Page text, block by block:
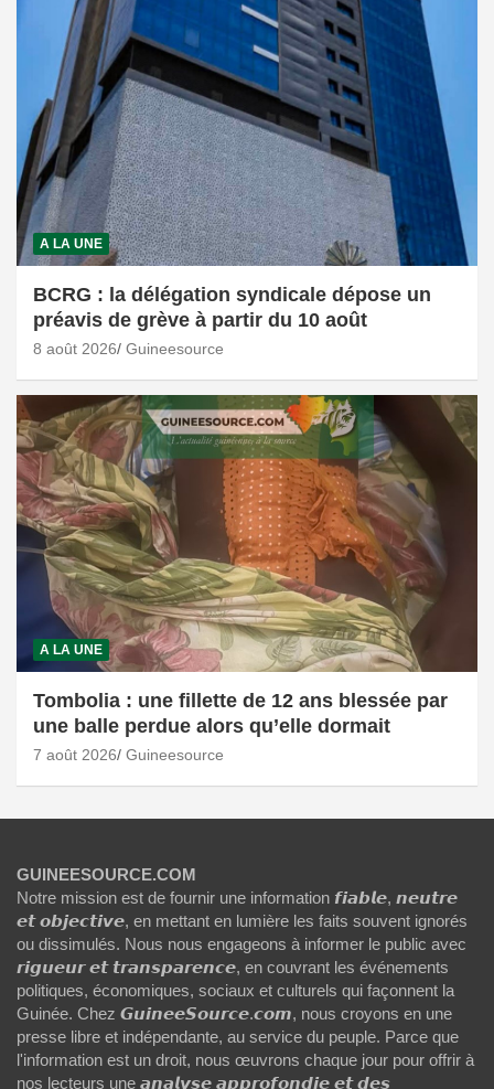
A LA UNE
BCRG : la délégation syndicale dépose un
préavis de grève à partir du 10 août
8 août 2026 Guineesource
A LA UNE
Tombolia : une fillette de 12 ans blessée par
une balle perdue alors qu’elle dormait
7 août 2026 Guineesource
GUINEESOURCE.COM
Notre mission est de fournir une information 𝙛𝙞𝙖𝙗𝙡𝙚, 𝙣𝙚𝙪𝙩𝙧𝙚
𝙚𝙩 𝙤𝙗𝙟𝙚𝙘𝙩𝙞𝙫𝙚, en mettant en lumière les faits souvent ignorés
ou dissimulés. Nous nous engageons à informer le public avec
𝙧𝙞𝙜𝙪𝙚𝙪𝙧 𝙚𝙩 𝙩𝙧𝙖𝙣𝙨𝙥𝙖𝙧𝙚𝙣𝙘𝙚, en couvrant les événements
politiques, économiques, sociaux et culturels qui façonnent la
Guinée. Chez 𝙂𝙪𝙞𝙣𝙚𝙚𝙎𝙤𝙪𝙧𝙘𝙚.𝙘𝙤𝙢, nous croyons en une
presse libre et indépendante, au service du peuple. Parce que
l'information est un droit, nous œuvrons chaque jour pour offrir à
nos lecteurs une 𝙖𝙣𝙖𝙡𝙮𝙨𝙚 𝙖𝙥𝙥𝙧𝙤𝙛𝙤𝙣𝙙𝙞𝙚 𝙚𝙩 𝙙𝙚𝙨